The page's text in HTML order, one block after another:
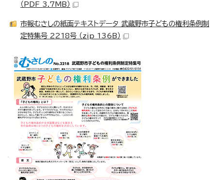
（PDF 3.7MB）
市報むさしの紙面テキストデータ 武蔵野市子どもの権利条例制
定特集号 2218号 （zip 136B）